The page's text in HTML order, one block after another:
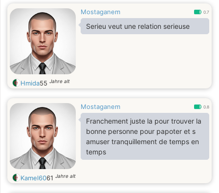
Mostaganem 0.7
Serieu veut une relation serieuse
Hmida55 Jahre alt
Mostaganem 0.8
Franchement juste la pour trouver la
bonne personne pour papoter et s
amuser tranquillement de temps en
temps
Kamel6061 Jahre alt